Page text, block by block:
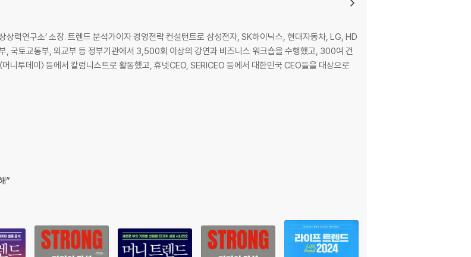
연구소’ 소장. 트렌드 분석가이자 경영전략 컨설턴트로 삼성전자, SK하이닉스, 현대자동차, LG, HD
국토교통부, 외교부 등 정부기관에서 3,500회 이상의 강연과 비즈니스 워크숍을 수행했고, 300여 건
머니투데이〉 등에서 칼럼니스트로 활동했고, 휴넷CEO, SERICEO 등에서 대한민국 CEO들을 대상으로
”